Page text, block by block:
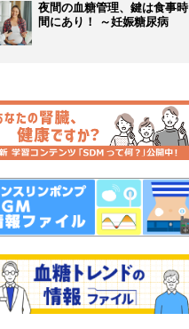
夜間の血糖管理、鍵は食事時
間にあり！ ～妊娠糖尿病